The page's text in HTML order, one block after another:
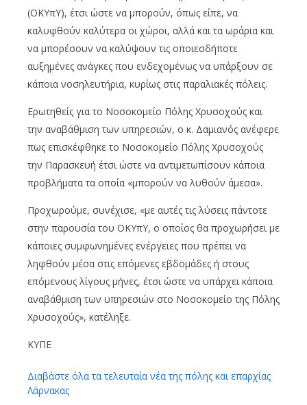
(ΟΚΥπΥ), έτσι ώστε να μπορούν, όπως είπε, να
καλυφθούν καλύτερα οι χώροι, αλλά και τα ωράρια και
να μπορέσουν να καλύψουν τις οποιεσδήποτε
αυξημένες ανάγκες που ενδεχομένως να υπάρξουν σε
κάποια νοσηλευτήρια, κυρίως στις παραλιακές πόλεις.
Ερωτηθείς για το Νοσοκομείο Πόλης Χρυσοχούς και
την αναβάθμιση των υπηρεσιών, ο κ. Δαμιανός ανέφερε
πως επισκέφθηκε το Νοσοκομείο Πόλης Χρυσοχούς
την Παρασκευή έτσι ώστε να αντιμετωπίσουν κάποια
προβλήματα τα οποία «μπορούν να λυθούν άμεσα».
Προχωρούμε, συνέχισε, «με αυτές τις λύσεις πάντοτε
στην παρουσία του ΟΚΥπΥ, ο οποίος θα προχωρήσει με
κάποιες συμφωνημένες ενέργειες που πρέπει να
ληφθούν μέσα στις επόμενες εβδομάδες ή στους
επόμενους λίγους μήνες, έτσι ώστε να υπάρχει κάποια
αναβάθμιση των υπηρεσιών στο Νοσοκομείο της Πόλης
Χρυσοχούς», κατέληξε.
ΚΥΠΕ
Διαβάστε όλα τα τελευταία νέα της πόλης και επαρχίας
Λάρνακας